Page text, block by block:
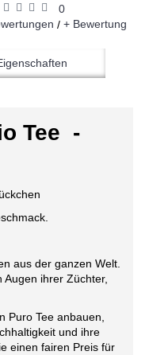
0
/ + Bewertung
Tee -
aus der ganzen Welt.
ihrer Züchter,
Puro Tee anbauen,
und ihre
einen fairen Preis für